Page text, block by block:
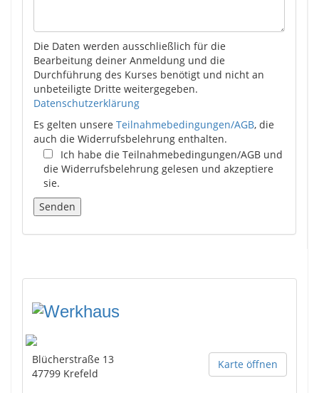
Die Daten werden ausschließlich für die
Bearbeitung deiner Anmeldung und die
Durchführung des Kurses benötigt und nicht an
unbeteiligte Dritte weitergegeben.
Datenschutzerklärung
Es gelten unsere Teilnahmebedingungen/AGB, die
auch die Widerrufsbelehrung enthalten.
Ich habe die Teilnahmebedingungen/AGB und
die Widerrufsbelehrung gelesen und akzeptiere
sie.
Karte öffnen
Blücherstraße 13
47799 Krefeld